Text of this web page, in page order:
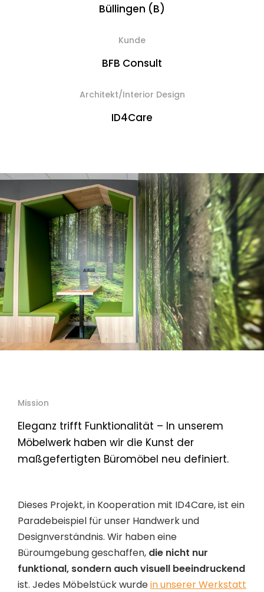
Büllingen (B)
Kunde
BFB Consult
Architekt/Interior Design
ID4Care
Mission
Eleganz trifft Funktionalität – In unserem
Möbelwerk haben wir die Kunst der
maßgefertigten Büromöbel neu definiert.
Dieses Projekt, in Kooperation mit ID4Care, ist ein
Paradebeispiel für unser Handwerk und
Designverständnis. Wir haben eine
Büroumgebung geschaffen, die nicht nur
funktional, sondern auch visuell beeindruckend
ist. Jedes Möbelstück wurdein unserer Werkstatt